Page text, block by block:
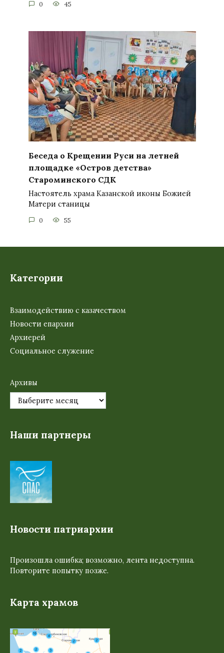
0 45
Беседа о Крещении Руси на летней
площадке «Остров детства»
Староминского СДК
Настоятель храма Казанской иконы Божией
Матери станицы
0 55
Категории
Взаимодействию с казачеством
Новости епархии
Архиерей
Социальное служение
Архивы
Наши партнеры
Новости патриархии
Произошла ошибка; возможно, лента недоступна.
Повторите попытку позже.
Карта храмов